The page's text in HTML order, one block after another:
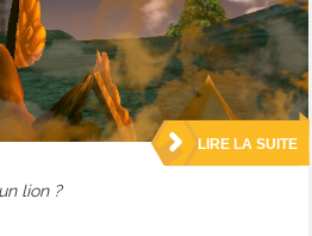
lion ?
LIRE LA SUITE